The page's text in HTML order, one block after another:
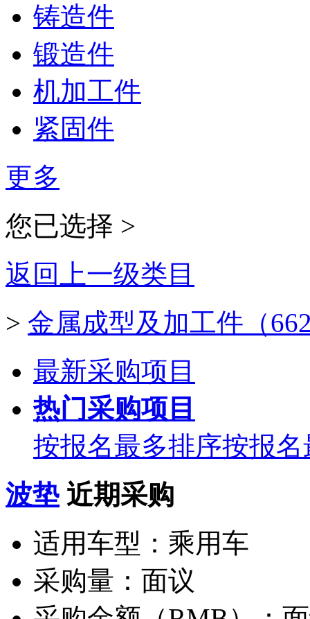
铸造件
锻造件
机加工件
紧固件
更多
您已选择 >
返回上一级类目
> 金属成型及加工件（
最新采购项目
热门采购项目
按报名最多排序按报
波垫 近期采购
适用车型： 乘用车
采购量： 面议